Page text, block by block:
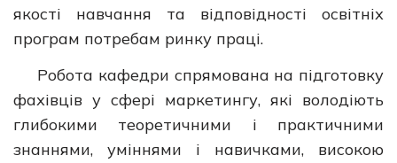
якості навчання та відповідності освітніх
програм потребам ринку праці.
Робота кафедри спрямована на підготовку
фахівців у сфері маркетингу, які володіють
глибокими теоретичними і практичними
знаннями, уміннями і навичками, високою